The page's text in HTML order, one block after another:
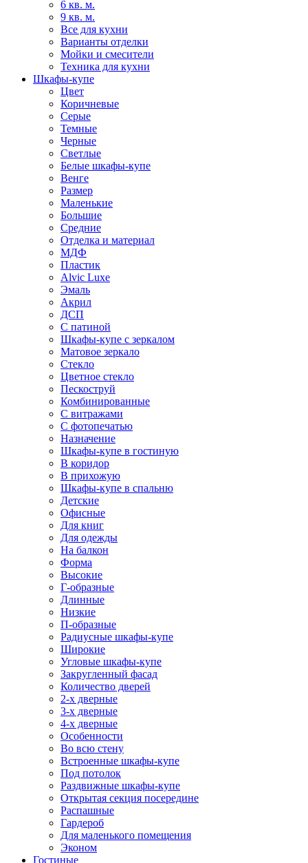
6 кв. м.
9 кв. м.
Все для кухни
Варианты отделки
Мойки и смесители
Техника для кухни
Шкафы-купе
Цвет
Коричневые
Серые
Темные
Черные
Светлые
Белые шкафы-купе
Венге
Размер
Маленькие
Большие
Средние
Отделка и материал
МДФ
Пластик
Alvic Luxe
Эмаль
Акрил
ДСП
С патиной
Шкафы-купе с зеркалом
Матовое зеркало
Стекло
Цветное стекло
Пескоструй
Комбинированные
С витражами
С фотопечатью
Назначение
Шкафы-купе в гостиную
В коридор
В прихожую
Шкафы-купе в спальню
Детские
Офисные
Для книг
Для одежды
На балкон
Форма
Высокие
Г-образные
Длинные
Низкие
П-образные
Радиусные шкафы-купе
Широкие
Угловые шкафы-купе
Закругленный фасад
Количество дверей
2-х дверные
3-х дверные
4-х дверные
Особенности
Во всю стену
Встроенные шкафы-купе
Под потолок
Раздвижные шкафы-купе
Открытая секция посередине
Распашные
Гардероб
Для маленького помещения
Эконом
Гостиные